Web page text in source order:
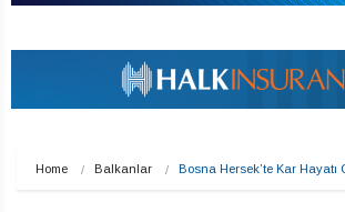
Home Balkanlar Bosna Hersek’te Kar Hayatı